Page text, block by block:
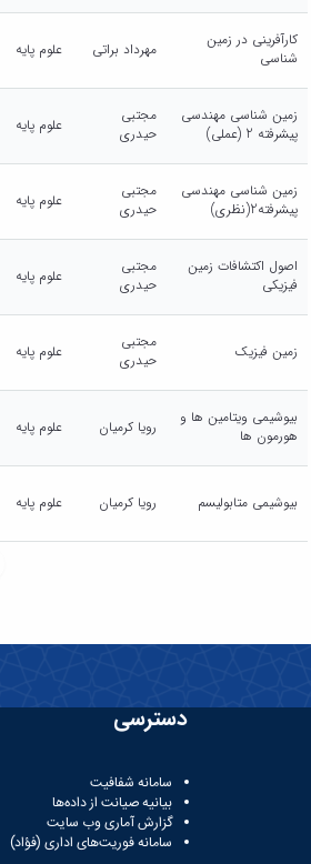
کارآفرینی در زمین
شناسی
مهرداد براتی علوم پایه
زمین شناسی مهندسی
پیشرفته 2 (عملی)
مجتبی
حیدری
علوم پایه
زمین شناسی مهندسی
پیشرفته2(نظری)
مجتبی
حیدری
علوم پایه
اصول اکتشافات زمین
فیزیکی
مجتبی
حیدری
علوم پایه
زمین فیزیک
مجتبی
حیدری
علوم پایه
بیوشیمی ویتامین ها و
هورمون ها
رویا کرمیان علوم پایه
بیوشیمی متابولیسم رویا کرمیان علوم پایه
دسترسی
سامانه شفافیت
بیانیه صیانت از داده‌ها
گزارش آماری وب‌ سایت
سامانه فوریت‌های اداری (فؤاد)